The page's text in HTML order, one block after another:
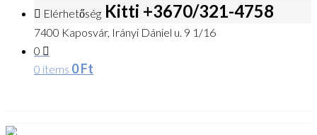
Elérhetőség Kitti +3670/321-4758
7400 Kaposvár, Irányi Dániel u. 9 1/16
0
0 items 0Ft